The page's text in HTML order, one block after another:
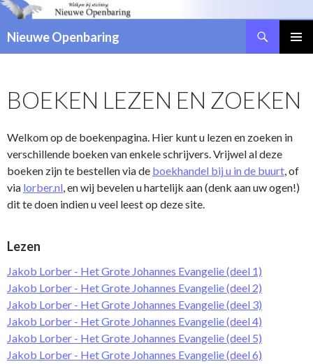
Nieuwe Openbaring
SPRINGEN
BOEKEN LEZEN EN ZOEKEN
Welkom op de boekenpagina. Hier kunt u lezen en zoeken in
verschillende boeken van enkele schrijvers. Vrijwel al deze
boeken zijn te bestellen via de boekhandel bij u in de buurt, of
via lorber.nl, en wij bevelen u hartelijk aan (denk aan uw ogen!)
dit te doen indien u veel leest op deze site.
Lezen
Jakob Lorber - Het Grote Johannes Evangelie (deel 1)
Jakob Lorber - Het Grote Johannes Evangelie (deel 2)
Jakob Lorber - Het Grote Johannes Evangelie (deel 3)
Jakob Lorber - Het Grote Johannes Evangelie (deel 4)
Jakob Lorber - Het Grote Johannes Evangelie (deel 5)
Jakob Lorber - Het Grote Johannes Evangelie (deel 6)